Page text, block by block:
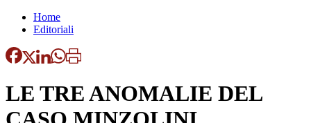
Home
Editoriali
LE TRE ANOMALIE DEL